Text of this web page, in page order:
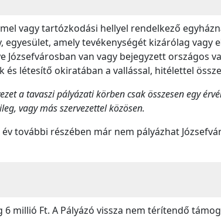
vagy tartózkodási hellyel rendelkező
egyesület, amely tevékenységét kizárólag vagy
Józsefvárosban van vagy bejegyzett országos
létesítő okiratában a vallással, hitélettel
a tavaszi pályázati körben csak összesen egy
vagy más szervezettel közösen.
további részében már nem pályázhat
millió Ft. A Pályázó vissza nem térítendő